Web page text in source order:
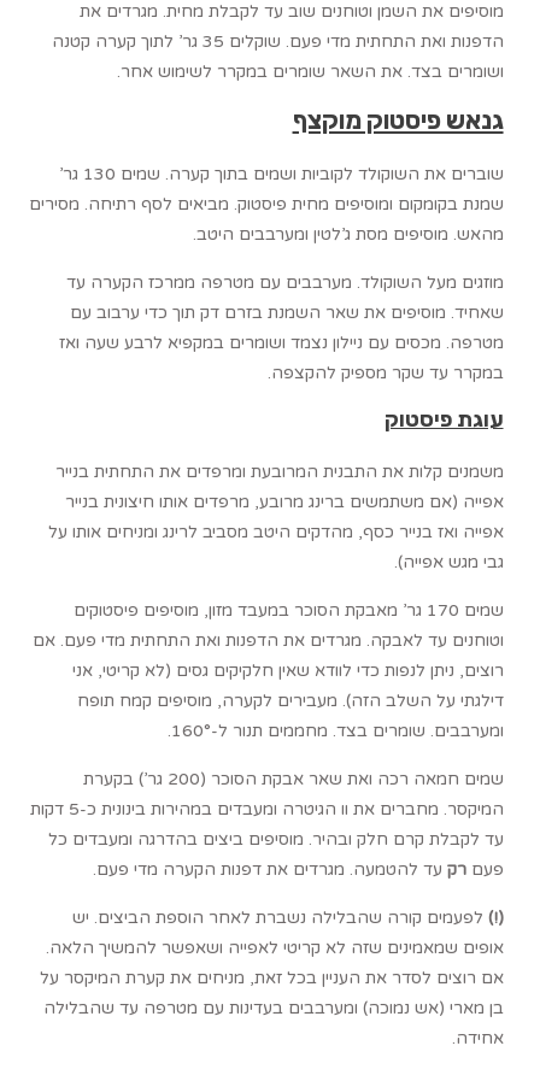
מוסיפים את השמן וטוחנים שוב עד לקבלת מחית. מגרדים את
הדפנות ואת התחתית מדי פעם. שוקלים 35 גר’ לתוך קערה קטנה
ושומרים בצד. את השאר שומרים במקרר לשימוש אחר.
גנאש פיסטוק מוקצף
שוברים את השוקולד לקוביות ושמים בתוך קערה. שמים 130 גר’
שמנת בקומקום ומוסיפים מחית פיסטוק. מביאים לסף רתיחה. מסירים
מהאש. מוסיפים מסת ג’לטין ומערבבים היטב.
מוזגים מעל השוקולד. מערבבים עם מטרפה ממרכז הקערה עד
שאחיד. מוסיפים את שאר השמנת בזרם דק תוך כדי ערבוב עם
מטרפה. מכסים עם ניילון נצמד ושומרים במקפיא לרבע שעה ואז
במקרר עד שקר מספיק להקצפה.
עוגת פיסטוק
משמנים קלות את התבנית המרובעת ומרפדים את התחתית בנייר
אפייה (אם משתמשים ברינג מרובע, מרפדים אותו חיצונית בנייר
אפייה ואז בנייר כסף, מהדקים היטב מסביב לרינג ומניחים אותו על
גבי מגש אפייה).
שמים 170 גר’ מאבקת הסוכר במעבד מזון, מוסיפים פיסטוקים
וטוחנים עד לאבקה. מגרדים את הדפנות ואת התחתית מדי פעם. אם
רוצים, ניתן לנפות כדי לוודא שאין חלקיקים גסים (לא קריטי, אני
דילגתי על השלב הזה). מעבירים לקערה, מוסיפים קמח תופח
ומערבבים. שומרים בצד. מחממים תנור ל-160°.
שמים חמאה רכה ואת שאר אבקת הסוכר (200 גר’) בקערת
המיקסר. מחברים את וו הגיטרה ומעבדים במהירות בינונית כ-5 דקות
עד לקבלת קרם חלק ובהיר. מוסיפים ביצים בהדרגה ומעבדים כל
פעםרק עד להטמעה. מגרדים את דפנות הקערה מדי פעם.
(!) לפעמים קורה שהבלילה נשברת לאחר הוספת הביצים. יש
אופים שמאמינים שזה לא קריטי לאפייה ושאפשר להמשיך הלאה.
אם רוצים לסדר את העניין בכל זאת, מניחים את קערת המיקסר על
בן מארי (אש נמוכה) ומערבבים בעדינות עם מטרפה עד שהבלילה
אחידה.